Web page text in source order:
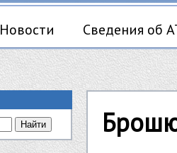
Новости Сведения об
Найти